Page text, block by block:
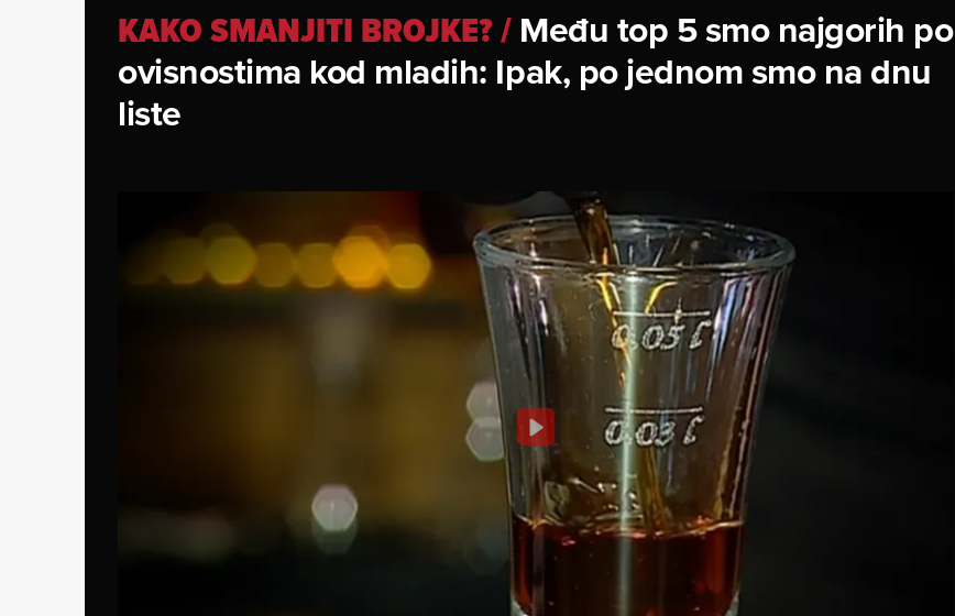
KAKO SMANJITI BROJKE?/Među top 5 smo najgorih po
ovisnostima kod mladih: Ipak, po jednom smo na dnu
liste